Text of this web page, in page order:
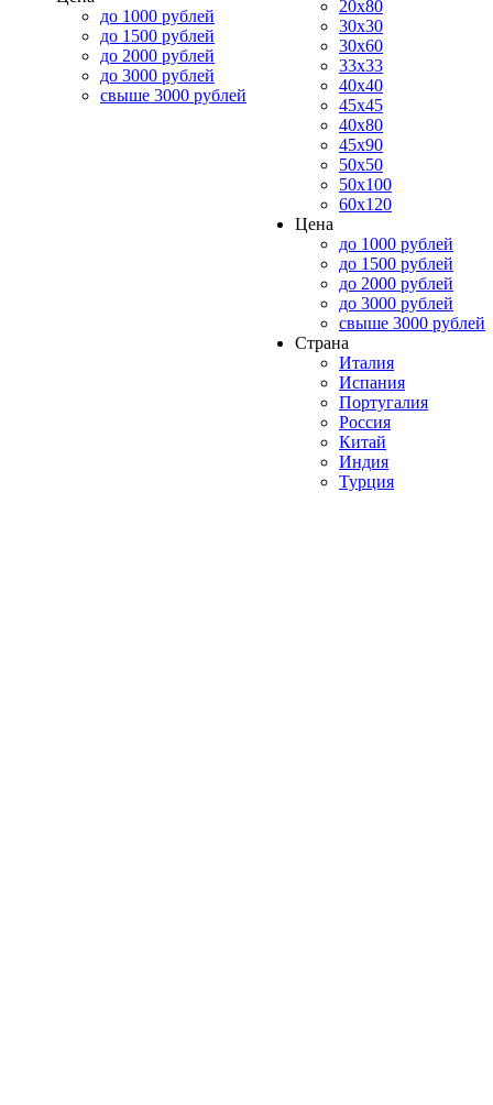
до 1000 рублей
до 1500 рублей
до 2000 рублей
до 3000 рублей
свыше 3000 рублей
20x80
30x30
30x60
33x33
40x40
45x45
40x80
45x90
50x50
50x100
60x120
Цена
до 1000 рублей
до 1500 рублей
до 2000 рублей
до 3000 рублей
свыше 3000 рублей
Страна
Италия
Испания
Португалия
Россия
Китай
Индия
Турция